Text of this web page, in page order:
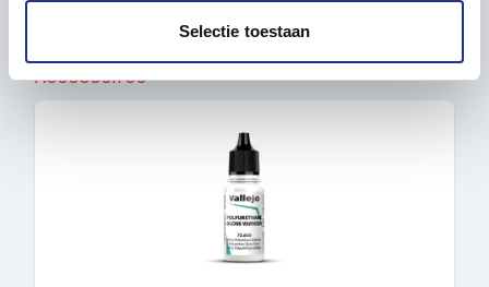
partners kunnen deze gegevens combineren met andere
verzameld op basis van uw gebruik van hun services.
Selectie toestaan
Accessoires